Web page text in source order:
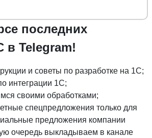
последних
в Telegram!
и советы по разработке на 1С;
интеграции 1С;
своими обработками;
спецпредложения только для
предложения компании
очередь выкладываем в канале